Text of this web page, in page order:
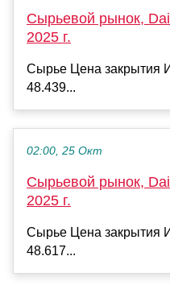
Сырьевой рынок,
2025 г.
Сырье Цена закрытия
48.439...
02:00, 25 Окт
Сырьевой рынок,
2025 г.
Сырье Цена закрытия
48.617...